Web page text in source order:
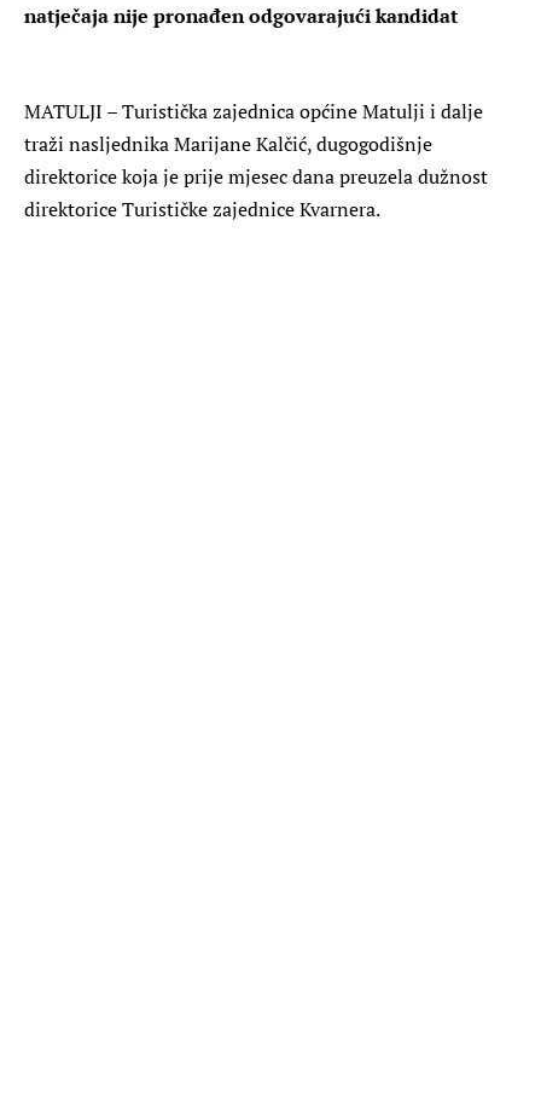
natječaja nije pronađen odgovarajući kandidat
MATULJI – Turistička zajednica općine Matulji i dalje
traži nasljednika Marijane Kalčić, dugogodišnje
direktorice koja je prije mjesec dana preuzela dužnost
direktorice Turističke zajednice Kvarnera.